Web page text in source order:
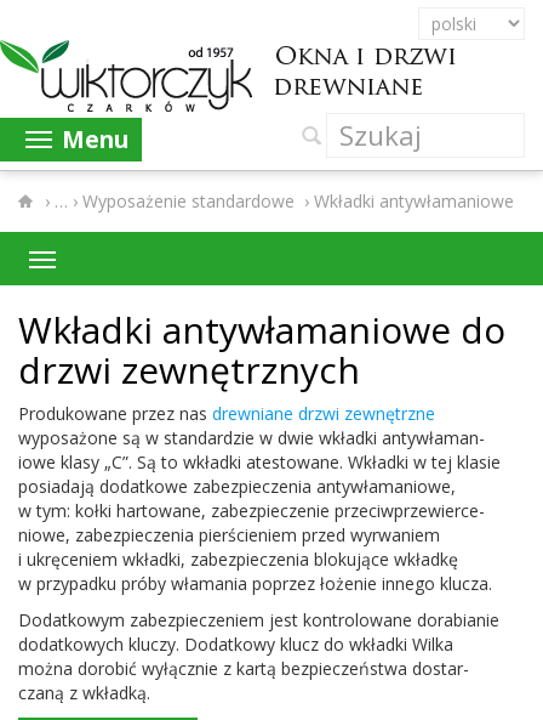
Menu
› Wyposażenie standardowe › Wkładki antywłamaniowe
Wkładki anty­wła­man­iowe do
drzwi zewnętrznych
Pro­dukowane przez nas drew­ni­ane drzwi zewnętrzne
wyposażone są w stan­dard­zie w dwie wkładki anty­wła­man­
iowe klasy „C”. Są to wkładki atestowane. Wkładki w tej klasie
posi­adają dodatkowe zabez­pieczenia anty­wła­man­iowe,
w tym: kołki har­towane, zabez­piecze­nie prze­ci­w­przewierce­
niowe, zabez­pieczenia pierś­cie­niem przed wyr­waniem
i ukręce­niem wkładki, zabez­pieczenia bloku­jące wkładkę
w przy­padku próby wła­ma­nia poprzez łoże­nie innego klucza.
Dodatkowym zabez­piecze­niem jest kon­trolowane dora­bi­anie
dodatkowych kluczy. Dodatkowy klucz do wkładki Wilka
można doro­bić wyłącznie z kartą bez­pieczeństwa dostar­
czaną z wkładką.